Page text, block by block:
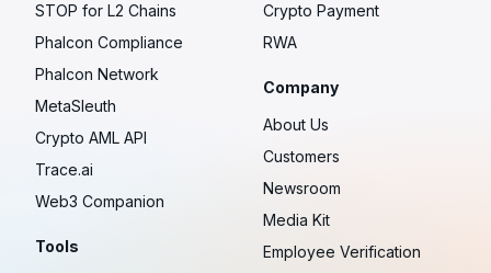
STOP for L2 Chains
Phalcon Compliance
Phalcon Network
MetaSleuth
Crypto AML API
Trace.ai
Web3 Companion
Tools
Crypto Payment
RWA
Company
About Us
Customers
Newsroom
Media Kit
Employee Verification